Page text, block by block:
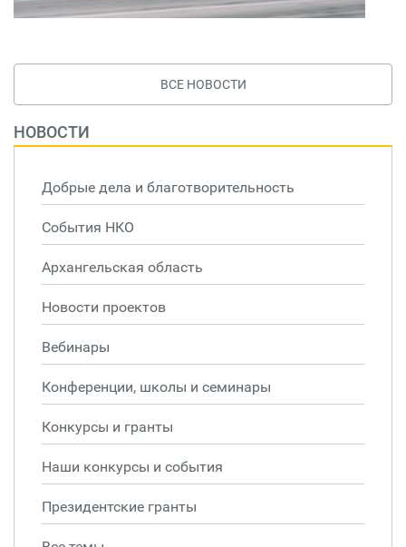
ВСЕ НОВОСТИ
НОВОСТИ
Добрые дела и благотворительность
События НКО
Архангельская область
Новости проектов
Вебинары
Конференции, школы и семинары
Конкурсы и гранты
Наши конкурсы и события
Президентские гранты